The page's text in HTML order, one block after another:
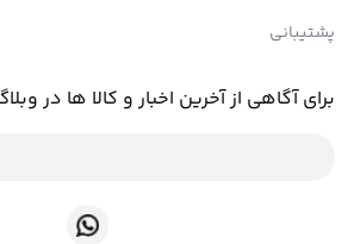
پشتیبانی
برای آگاهی از آخرین اخبار و کالا ها در